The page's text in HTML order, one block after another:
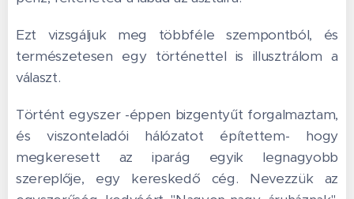
Ezt vizsgáljuk meg többféle szempontból, és
természetesen egy történettel is illusztrálom a
választ.
Történt egyszer -éppen bizgentyűt forgalmaztam,
és viszonteladói hálózatot építettem- hogy
megkeresett az iparág egyik legnagyobb
szereplője, egy kereskedő cég. Nevezzük az